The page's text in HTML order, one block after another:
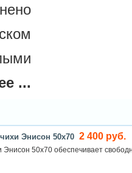
...
Энисон 50х70 2 400 руб.
Энисон 50х70 обеспечивает